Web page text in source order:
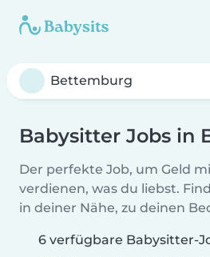
Babysitter Jobs in
Der perfekte Job, um Geld
verdienen, was du liebst.
in deiner Nähe, zu deinen
6 verfügbare Babysitter-